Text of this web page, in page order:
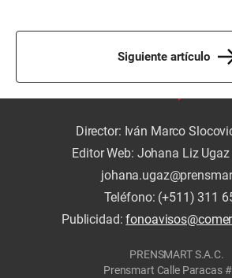
Siguiente artículo
Director: Iván Marco
Editor Web: Johana Liz
Teléfono: (+511) 311
Publicidad:
PRENSMART S.A.C.
Prensmart Calle Paracas